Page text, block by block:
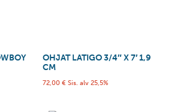
OHJAT LATIGO 3/4″ X 7′ 1,9
CM
72,00 € Sis. alv 25,5%